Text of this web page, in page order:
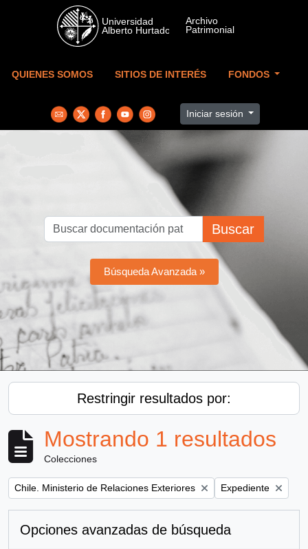
Skip to main content
QUIENES SOMOS SITIOS DE INTERÉS FONDOS
Iniciar sesión
Buscar
Búsqueda Avanzada »
Restringir resultados por:
Mostrando 1 resultados
Colecciones
Remove filter:
Chile. Ministerio de Relaciones Exteriores Remove filter:
Expediente
Opciones avanzadas de búsqueda